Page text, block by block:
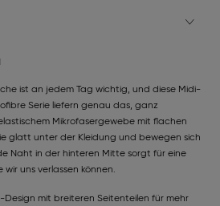
ist an jedem Tag wichtig, und diese Midi-
Serie liefern genau das, ganz
Mikrofasergewebe mit flachen
glatt unter der Kleidung und bewegen sich
Naht in der hinteren Mitte sorgt für eine
uns verlassen können.
Design mit breiteren Seitenteilen für mehr